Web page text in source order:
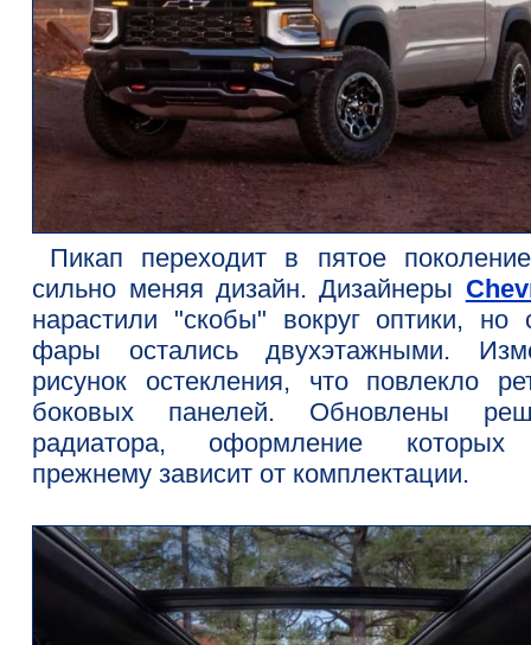
Пикап переходит в пятое
сильно меняя дизайн. Дизайнеры
нарастили "скобы" вокруг оптики, но
фары остались двухэтажными.
рисунок остекления, что повлекло
боковых панелей. Обновлены
радиатора, оформление
прежнему зависит от комплектации.